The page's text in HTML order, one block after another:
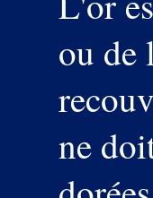
ou de
ne